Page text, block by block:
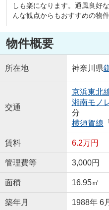
しも楽になります。通風良好
んな観点からもおすすめの物
物件概要
所在地 神奈川県
交通
京浜東北
湘南モノ
分
横須賀線 「
賃料 6.2万円
管理費等 3,000円
面積 16.95㎡
築年月 1988年 6